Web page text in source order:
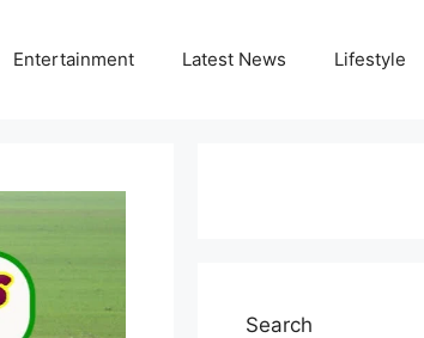
Entertainment Latest News Lifestyle
Search